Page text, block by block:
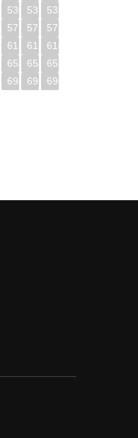
530 531
532
571 572
573
612 613
614
653 654
655
694 695
696